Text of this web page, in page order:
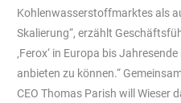
Kohlenwasserstoffmarktes als
Skalierung“, erzählt
‚Ferox‘ in Europa bis
anbieten zu können.“
CEO Thomas Parish will Wieser